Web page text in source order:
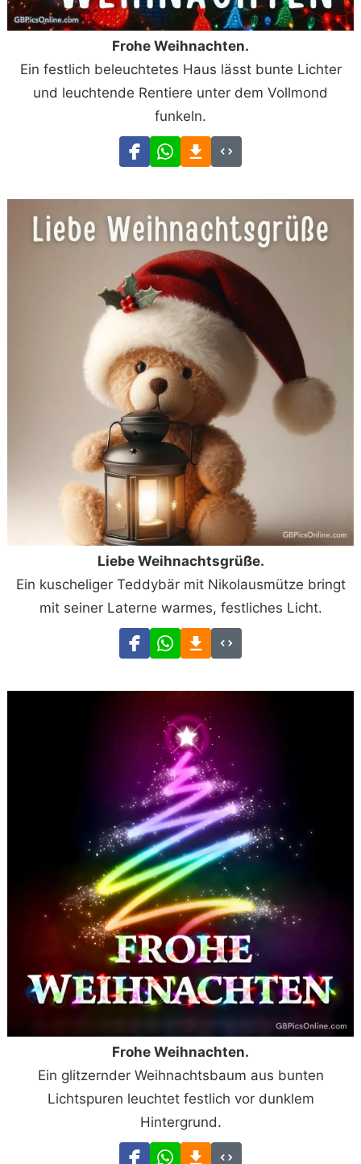
Frohe Weihnachten.
Ein festlich beleuchtetes Haus lässt bunte Lichter
und leuchtende Rentiere unter dem Vollmond
funkeln.
Liebe Weihnachtsgrüße.
Ein kuscheliger Teddybär mit Nikolausmütze bringt
mit seiner Laterne warmes, festliches Licht.
Frohe Weihnachten.
Ein glitzernder Weihnachtsbaum aus bunten
Lichtspuren leuchtet festlich vor dunklem
Hintergrund.